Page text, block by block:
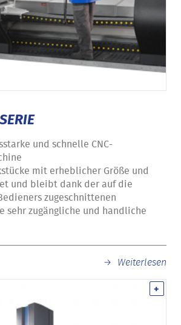
und schnelle CNC-
mit erheblicher Größe und
und bleibt dank der auf die
zugeschnittenen
sehr zugängliche und handliche
Weiterlesen
+